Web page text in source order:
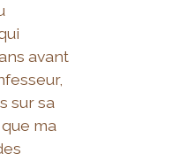
avant
sur sa
ma